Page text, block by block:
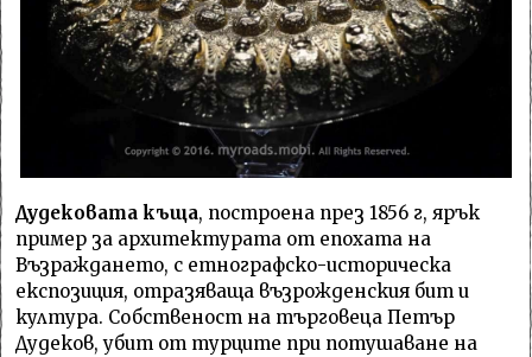
Дудековата къща, построена през 1856 г, ярък
пример за архитектурата от епохата на
Възраждането, с етнографско-историческа
експозиция, отразяваща възрожденския бит и
култура. Собственост на търговеца Петър
Дудеков, убит от турците при потушаване на